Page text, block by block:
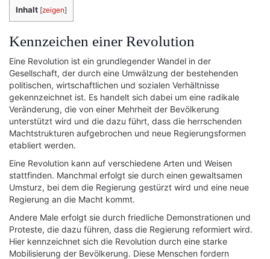
Inhalt [zeigen]
Kennzeichen einer Revolution
Eine Revolution ist ein grundlegender Wandel in der
Gesellschaft, der durch eine Umwälzung der bestehenden
politischen, wirtschaftlichen und sozialen Verhältnisse
gekennzeichnet ist. Es handelt sich dabei um eine radikale
Veränderung, die von einer Mehrheit der Bevölkerung
unterstützt wird und die dazu führt, dass die herrschenden
Machtstrukturen aufgebrochen und neue Regierungsformen
etabliert werden.
Eine Revolution kann auf verschiedene Arten und Weisen
stattfinden. Manchmal erfolgt sie durch einen gewaltsamen
Umsturz, bei dem die Regierung gestürzt wird und eine neue
Regierung an die Macht kommt.
Andere Male erfolgt sie durch friedliche Demonstrationen und
Proteste, die dazu führen, dass die Regierung reformiert wird.
Hier kennzeichnet sich die Revolution durch eine starke
Mobilisierung der Bevölkerung. Diese Menschen fordern